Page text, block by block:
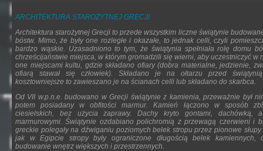
ARCHITEKTURA STAROŻYTNEJ GRECJI
Architektura starożytnej Grecji to przede wszystkim liczne świątynie
bóstw. Mimo, że były one rozległe i okazałe, to jednak celli, czyli
bardzo wąskie. Uzasadniono to tym, że świątynia spełniała rolę domu
chrześcijaństwie miejsca, w którym gromadzili się wierni, aby uczestniczyć w
one miejscami kultu, gdzie składano ofiary (dobra materialne, jedzienie,
ofiarą stawał się człowiek). Składano je na ołtarzu przed
kosztowniejsze to zawieszano je na ścianach celli lub składano do skarbca.
Od VII w.p.n.e. budowano w Grecji świątynie z kamienia, przeważnie był
potem posiadany w obfitości marmur. Kamień łączono w sposób
ciesielskich, bez użycia zaprawy. Dachy kryto gontami, dachówką,
marmurowymi. Świątynie ozdabiano polichromią z przewagą czerwieni i
greckie polegały na dźwiganiu poziomych belek stropu przez pionowe
jak w Egipcie stropy były ograniczone długością belek kamiennych,
budowanie wnętrz większych i przestrzennych.